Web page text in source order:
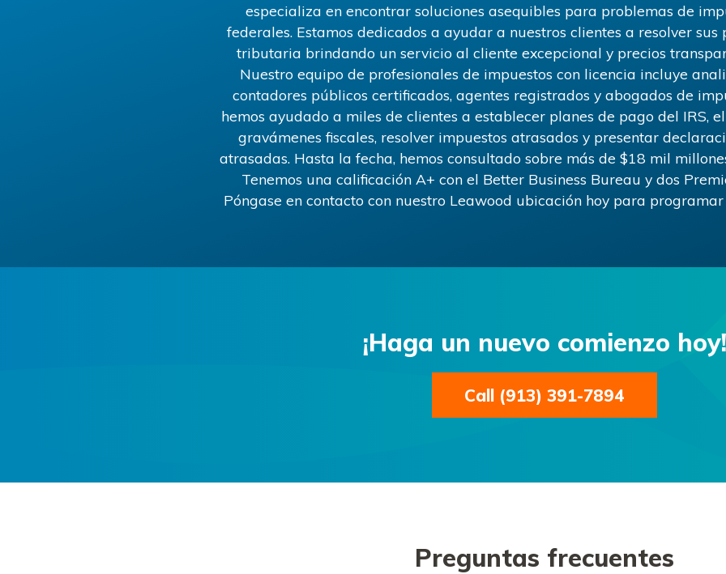
especializa en encontrar soluciones asequibles para problemas de
federales. Estamos dedicados a ayudar a nuestros clientes a resolver
tributaria brindando un servicio al cliente excepcional y precios
Nuestro equipo de profesionales de impuestos con licencia incluye
contadores públicos certificados, agentes registrados y abogados de
hemos ayudado a miles de clientes a establecer planes de pago del IRS,
gravámenes fiscales, resolver impuestos atrasados ​​y presentar
atrasadas. Hasta la fecha, hemos consultado sobre más de $18 mil
Tenemos una calificación A+ con el Better Business Bureau y dos
Póngase en contacto con nuestro Leawood ubicación hoy para
¡Haga un nuevo comienzo hoy!
Call (913) 391-7894
Preguntas frecuentes